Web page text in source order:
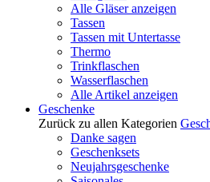
Alle Gläser anzeigen
Tassen
Tassen mit Untertasse
Thermo
Trinkflaschen
Wasserflaschen
Alle Artikel anzeigen
Geschenke
Zurück zu allen Kategorien
Danke sagen
Geschenksets
Neujahrsgeschenke